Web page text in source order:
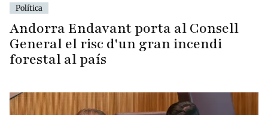
Política
Andorra Endavant porta al Consell
General el risc d'un gran incendi
forestal al país